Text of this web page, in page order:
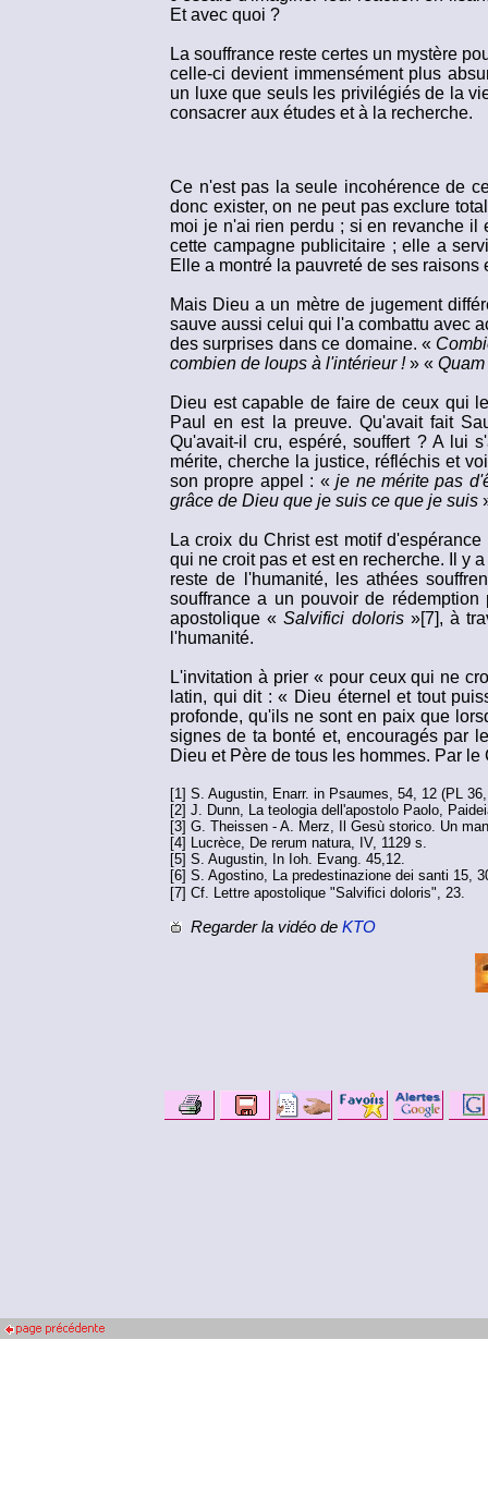
Et avec quoi ?
La souffrance reste certes un mystère
celle-ci devient immensément plus
un luxe que seuls les privilégiés de la
consacrer aux études et à la recherche.
Ce n'est pas la seule incohérence de
donc exister, on ne peut pas exclure
moi je n'ai rien perdu ; si en revanche il
cette campagne publicitaire ; elle a
Elle a montré la pauvreté de ses
Mais Dieu a un mètre de jugement
sauve aussi celui qui l'a combattu avec
des surprises dans ce domaine. «
combien de loups à l'intérieur !» «
Dieu est capable de faire de ceux qui
Paul en est la preuve. Qu'avait fait
Qu'avait-il cru, espéré, souffert ? A lui
mérite, cherche la justice, réfléchis et
son propre appel : «je ne mérite pas
grâce de Dieu que je suis ce que je suis
La croix du Christ est motif
qui ne croit pas et est en recherche. Il y
reste de l'humanité, les athées
souffrance a un pouvoir de
apostolique «Salvifici doloris»[7], à
l'humanité.
L'invitation à prier « pour ceux qui ne
latin, qui dit : « Dieu éternel et tout
profonde, qu'ils ne sont en paix que
signes de ta bonté et, encouragés par
Dieu et Père de tous les hommes. Par
[1] S. Augustin, Enarr. in Psaumes, 54, 12 (PL
[2] J. Dunn, La teologia dell'apostolo Paolo,
[3] G. Theissen - A. Merz, Il Gesù storico. Un
[4] Lucrèce, De rerum natura, IV, 1129 s.
[5] S. Augustin, In Ioh. Evang. 45,12.
[6] S. Agostino, La predestinazione dei santi 15,
[7] Cf. Lettre apostolique "Salvifici doloris", 23.
Regarder la vidéo de KTO